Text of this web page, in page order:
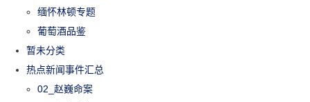
缅怀林顿专题
葡萄酒品鉴
暂未分类
热点新闻事件汇总
02_赵巍命案